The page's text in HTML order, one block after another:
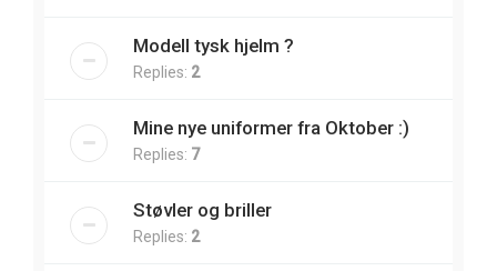
Modell tysk hjelm ?
Replies: 2
Mine nye uniformer fra Oktober :)
Replies: 7
Støvler og briller
Replies: 2